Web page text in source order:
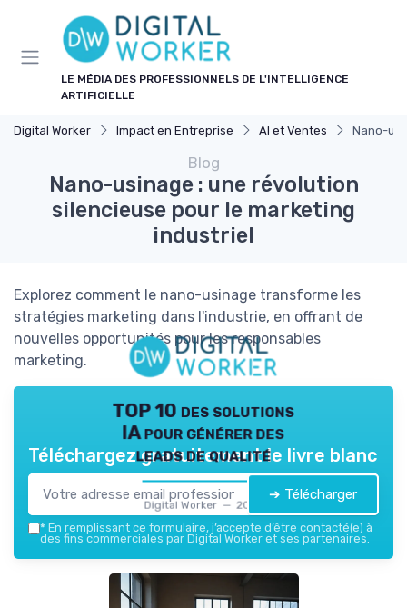
LE MÉDIA DES PROFESSIONNELS DE L'INTELLIGENCE
ARTIFICIELLE
Digital Worker Impact en Entreprise AI et Ventes Nano-
Blog
Nano-usinage : une révolution
silencieuse pour le marketing
industriel
Explorez comment le nano-usinage transforme les
stratégies marketing dans l'industrie, en offrant de
nouvelles opportunités pour les responsables
marketing.
TOP 10 des solutions
IA pour générer des
leads de qualité
Digital Worker — 2026
Téléchargez gratuitement le livre blanc
➔ Télécharger
* En remplissant ce formulaire, j’accepte d’être contacté(e) à
des fins commerciales par Digital Worker et ses partenaires.